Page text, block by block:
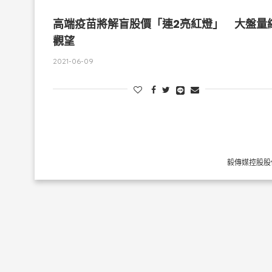
高端疫苗將解盲股價「連2亮紅燈」 大盤量
觀望
2021-06-09
毅傳媒控股